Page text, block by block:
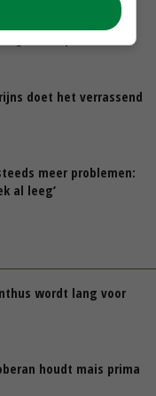
‘Bezoek van
doet het verrassend
meer problemen:
al leeg’
wordt lang voor
houdt mais prima